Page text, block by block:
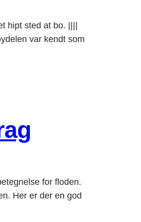
hipt sted at bo. ||||
var kendt som
for floden.
Her er der en god